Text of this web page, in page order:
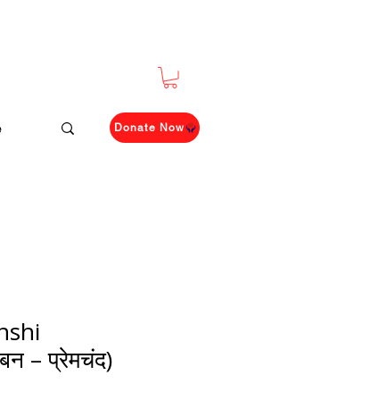
Donate Now
– प्रेमचंद)